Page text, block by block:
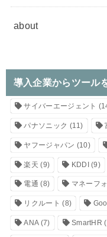
about
導入企業からツール
サイバーエージェント
パナソニック (11)
ヤフージャパン (10)
楽天 (9) KDDI(9)
電通 (8) マネーフ
リクルート (8)
ANA(7) SmartHR